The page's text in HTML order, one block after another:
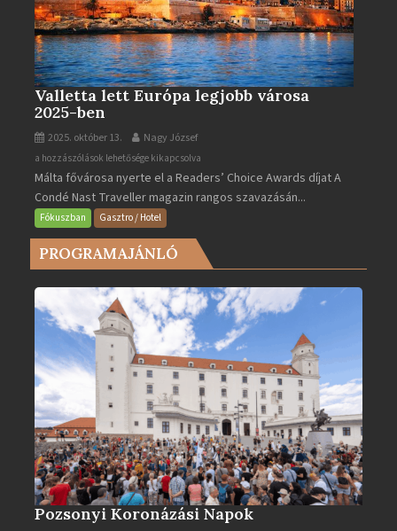
Valletta lett Európa legjobb városa
2025-ben
2025. október 13. Nagy József
Valletta
lett
Európa
legjobb
városa
2025-
bejegyzéshez
a hozzászólások lehetősége kikapcsolva
Málta fővárosa nyerte el a Readers’ Choice Awards díjat A
Condé Nast Traveller magazin rangos szavazásán...
Fókuszban Gasztro / Hotel
PROGRAMAJÁNLÓ
Pozsonyi Koronázási Napok